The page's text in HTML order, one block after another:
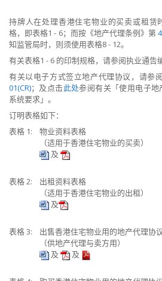
持牌人在处理香港住宅物业的买卖或租赁
格，即表格1 - 6；而按《地产代理条例》第
知监管局时，则须使用表格8 - 12。
有关表格1 - 6 的印制规格，请参阅执业通告
有关以电子方式签立地产代理协议，请参
01(CR)；及点击此处参阅有关「使用电子地
系统要求」。
订明表格如下：
表格 1:
物业资料表格
（适用于香港住宅物业的买卖）
及
表格 2:
出租资料表格
（适用于香港住宅物业的出租）
及
表格 3:
出售香港住宅物业用的地产代理协
（供地产代理与卖方用）
及
及